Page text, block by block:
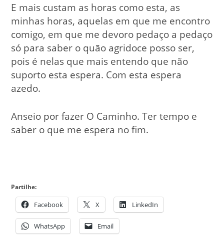
E mais custam as horas como esta, as
minhas horas, aquelas em que me encontro
comigo, em que me devoro pedaço a pedaço
só para saber o quão agridoce posso ser,
pois é nelas que mais entendo que não
suporto esta espera. Com esta espera
azedo.
Anseio por fazer O Caminho. Ter tempo e
saber o que me espera no fim.
Partilhe:
Facebook X LinkedIn
WhatsApp Email